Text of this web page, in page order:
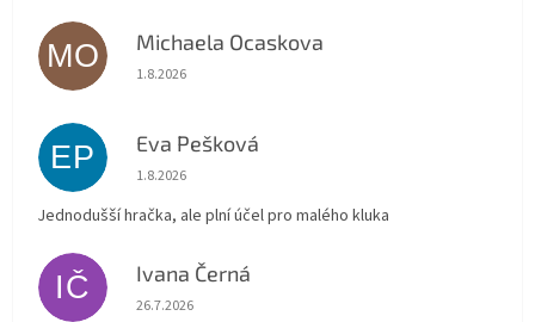
MO Michaela Ocaskova
Hodnocení obchodu je 5 z 5 hvězdiček.
1.8.2026
EP Eva Pešková
Hodnocení obchodu je 5 z 5 hvězdiček.
1.8.2026
Jednodušší hračka, ale plní účel pro malého kluka
IČ Ivana Černá
Hodnocení obchodu je 5 z 5 hvězdiček.
26.7.2026